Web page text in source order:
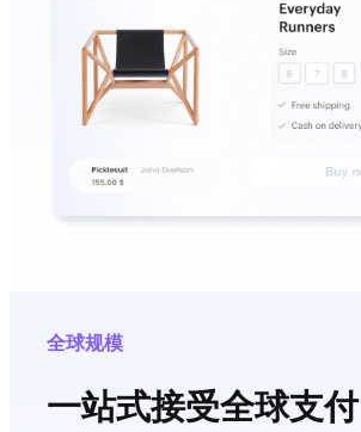
全球规模
一站式接受全球支付